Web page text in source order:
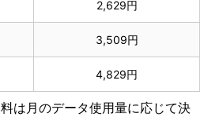
2,629円
3,509円
4,829円
は月のデータ使用量に応じて決